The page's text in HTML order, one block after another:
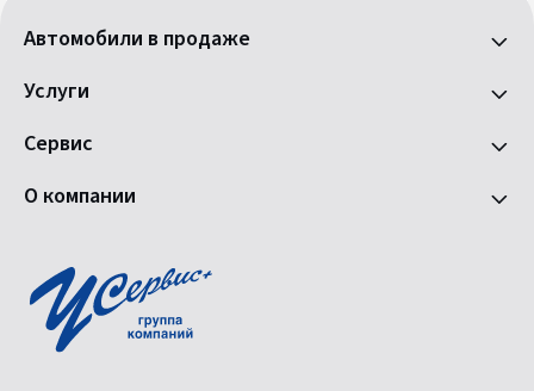
Автомобили в продаже
Услуги
Сервис
О компании